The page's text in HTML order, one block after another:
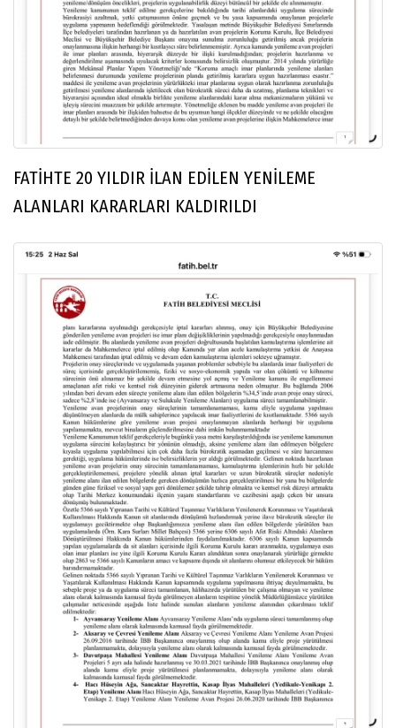
FATİHTE 20 YILDIR İLAN EDİLEN YENİLEME
ALANLARI KARARLARI KALDIRILDI